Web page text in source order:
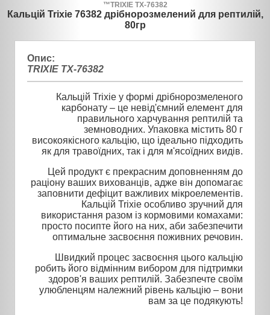
™TRIXIE TX-76382
Кальцій Trixie 76382 дрібнорозмелений для рептилій,
80гр
Опис:
TRIXIE TX-76382
Кальцій Trixie у формі дрібнорозмеленого
карбонату – це невід'ємний елемент для
правильного харчування рептилій та
земноводних. Упаковка містить 80 г
високоякісного кальцію, що ідеально підходить
як для травоїдних, так і для м'ясоїдних видів.
Цей продукт є прекрасним доповненням до
раціону ваших вихованців, адже він допомагає
заповнити дефіцит важливих мікроелементів.
Кальцій Trixie особливо зручний для
використання разом із кормовими комахами:
просто посипте його на них, аби забезпечити
оптимальне засвоєння поживних речовин.
Швидкий процес засвоєння цього кальцію
робить його відмінним вибором для підтримки
здоров'я ваших рептилій. Забезпечте своїм
улюбленцям належний рівень кальцію – вони
вам за це подякують!